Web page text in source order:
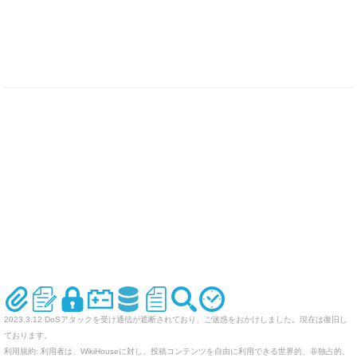
2023.3.12 DoSアタックを受け通信が遮断されており、ご迷惑をおかけしました。現在は復旧し
ております。
利用規約: 利用者は、WikiHouseに対し、投稿コンテンツを自由に利用できる世界的、非独占的、